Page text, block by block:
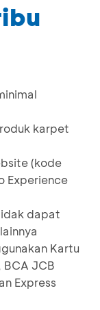
karpet
(kode
Experience
dapat
Kartu
JCB
Express